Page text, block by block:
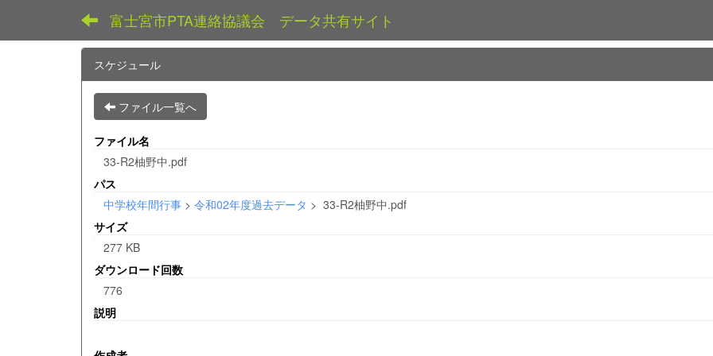
富士宮市PTA連絡協議会 データ共有サイト
スケジュール
ファイル一覧へ
ファイル名
33-R2柚野中.pdf
パス
中学校年間行事 > 令和02年度過去データ > 33-R2柚野中.pdf
サイズ
277 KB
ダウンロード回数
776
説明